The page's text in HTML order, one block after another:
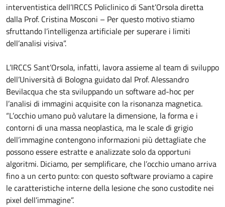
interventistica dell’IRCCS Policlinico di Sant’Orsola diretta
dalla Prof. Cristina Mosconi – Per questo motivo stiamo
sfruttando l’intelligenza artificiale per superare i limiti
dell’analisi visiva”.
L’IRCCS Sant’Orsola, infatti, lavora assieme al team di sviluppo
dell’Università di Bologna guidato dal Prof. Alessandro
Bevilacqua che sta sviluppando un software ad-hoc per
l’analisi di immagini acquisite con la risonanza magnetica.
“L’occhio umano può valutare la dimensione, la forma e i
contorni di una massa neoplastica, ma le scale di grigio
dell’immagine contengono informazioni più dettagliate che
possono essere estratte e analizzate solo da opportuni
algoritmi. Diciamo, per semplificare, che l’occhio umano arriva
fino a un certo punto: con questo software proviamo a capire
le caratteristiche interne della lesione che sono custodite nei
pixel dell’immagine”.